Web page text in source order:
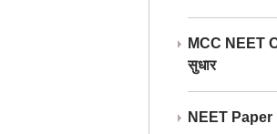
MCC NEET
सुधार
NEET Paper